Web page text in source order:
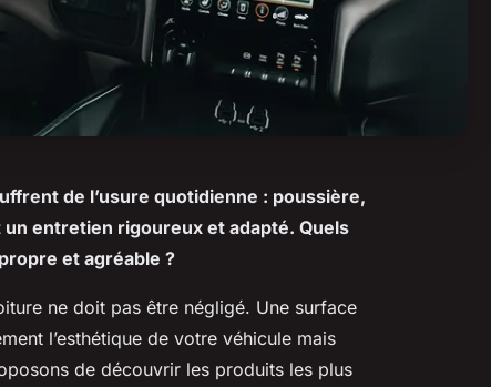
de l’usure quotidienne : poussière,
entretien rigoureux et adapté. Quels
et agréable ?
ne doit pas être négligé. Une surface
l’esthétique de votre véhicule mais
de découvrir les produits les plus